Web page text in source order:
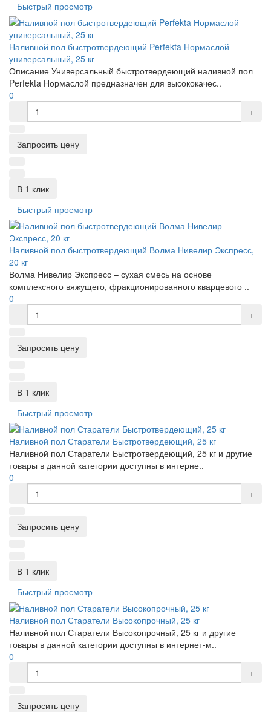
Быстрый просмотр
Наливной пол быстротвердеющий Perfekta Нормаслой
универсальный, 25 кг
Описание Универсальный быстротвердеющий наливной пол
Perfekta Нормаслой предназначен для высококачес..
0
-
+
Запросить цену
В 1 клик
Быстрый просмотр
Наливной пол быстротвердеющий Волма Нивелир Экспресс,
20 кг
Волма Нивелир Экспресс – сухая смесь на основе
комплексного вяжущего, фракционированного кварцевого ..
0
-
+
Запросить цену
В 1 клик
Быстрый просмотр
Наливной пол Старатели Быстротвердеющий, 25 кг
Наливной пол Старатели Быстротвердеющий, 25 кг и другие
товары в данной категории доступны в интерне..
0
-
+
Запросить цену
В 1 клик
Быстрый просмотр
Наливной пол Старатели Высокопрочный, 25 кг
Наливной пол Старатели Высокопрочный, 25 кг и другие
товары в данной категории доступны в интернет-м..
0
-
+
Запросить цену